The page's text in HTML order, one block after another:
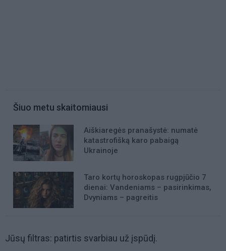
Šiuo metu skaitomiausi
Aiškiaregės pranašystė: numatė
katastrofišką karo pabaigą
Ukrainoje
Taro kortų horoskopas rugpjūčio 7
dienai: Vandeniams – pasirinkimas,
Dvyniams – pagreitis
Jūsų filtras: patirtis svarbiau už įspūdį.